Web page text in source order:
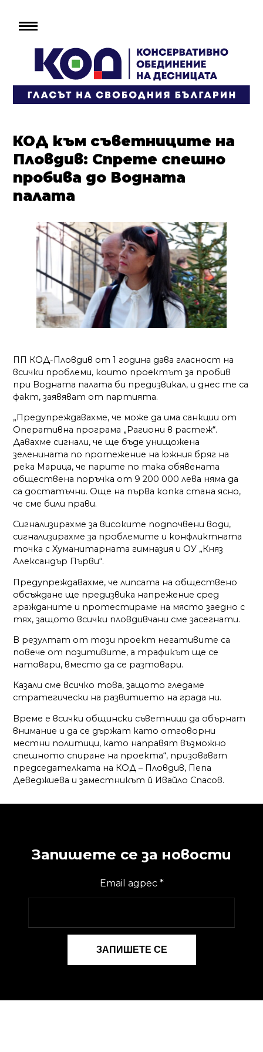
КОД към съветниците на
Пловдив: Спрете спешно
пробива до Водната
палата
ПП КОД-Пловдив от 1 година дава гласност на
всички проблеми, които проектът за пробив
при Водната палата би предизвикал, и днес те са
факт, заявяват от партията.
„Предупреждавахме, че може да има санкции от
Оперативна програма „Рагиони в растеж“.
Давахме сигнали, че ще бъде унищожена
зеленината по протежение на южния бряг на
река Марица, че парите по така обявената
обществена поръчка от 9 200 000 лева няма да
са достатъчни. Още на първа копка стана ясно,
че сме били прави.
Сигнализирахме за високите подпочвени води,
сигнализирахме за проблемите и конфликтната
точка с Хуманитарната гимназия и ОУ „Княз
Александър Първи“.
Предупреждавахме, че липсата на обществено
обсъждане ще предизвика напрежение сред
гражданите и протестираме на място заедно с
тях, защото всички пловдивчани сме засегнати.
В резултат от този проект негативите са
повече от позитивите, а трафикът ще се
натовари, вместо да се разтовари.
Казали сме всичко това, защото гледаме
стратегически на развитието на града ни.
Време е всички общински съветници да обърнат
внимание и да се държат като отговорни
местни политици, като направят възможно
спешното спиране на проекта“, призовават
председателката на КОД – Пловдив, Пепа
Деведжиева и заместникът й Ивайло Спасов.
Запишете се за новости
Email адрес *